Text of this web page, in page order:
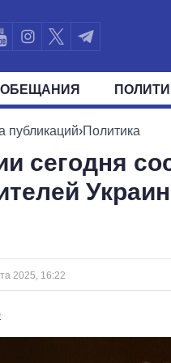
ОБЕЩАНИЯ
ПОЛИТИКИ ПРЕЗИДЕНТ И
публикаций›Политика
сегодня
2025, 16:22